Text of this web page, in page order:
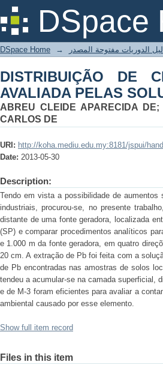
DSpace
DISTRIBUIÇÃO DE
DE DTPA E MEHLICH-3
DSpace Home →
DISTRIBUIÇÃO DE
AVALIADA PELAS
ABREU CLEIDE APARECIDA
CARLOS DE
URI: http://koha.mediu.edu.my:8181/jspui/
Date: 2013-05-30
Description:
Tendo em vista a possibilidade de
industriais, procurou-se, no presente
distante de uma fonte geradora, localizada
(SP) e comparar procedimentos analíticos
e 1.000 m da fonte geradora, em quatro
20 cm. A extração de Pb foi feita com a
de Pb encontradas nas amostras de solos
tendeu a acumular-se na camada superficial,
e de M-3 foram eficientes para avaliar a
ambiental causado por esse elemento.
Show full item record
Files in this item